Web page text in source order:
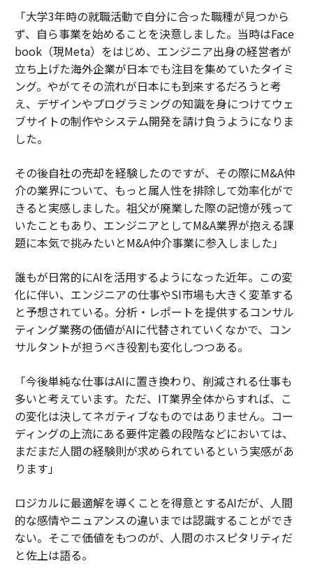
「大学3年時の就職活動で自分に合った職種が見つから
ず、自ら事業を始めることを決意しました。当時はFace
book（現Meta）をはじめ、エンジニア出身の経営者が
立ち上げた海外企業が日本でも注目を集めていたタイミ
ング。やがてその流れが日本にも到来するだろうと考
え、デザインやプログラミングの知識を身につけてウェ
ブサイトの制作やシステム開発を請け負うようになりま
した。
その後自社の売却を経験したのですが、その際にM&A仲
介の業界について、もっと属人性を排除して効率化がで
きると実感しました。祖父が廃業した際の記憶が残って
いたこともあり、エンジニアとしてM&A業界が抱える課
題に本気で挑みたいとM&A仲介事業に参入しました」
誰もが日常的にAIを活用するようになった近年。この変
化に伴い、エンジニアの仕事やSI市場も大きく変革する
と予想されている。分析・レポートを提供するコンサル
ティング業務の価値がAIに代替されていくなかで、コン
サルタントが担うべき役割も変化しつつある。
「今後単純な仕事はAIに置き換わり、削減される仕事も
多いと考えています。ただ、IT業界全体からすれば、こ
の変化は決してネガティブなものではありません。コー
ディングの上流にある要件定義の段階などにおいては、
まだまだ人間の経験則が求められているという実感があ
ります」
ロジカルに最適解を導くことを得意とするAIだが、人間
的な感情やニュアンスの違いまでは認識することができ
ない。そこで価値をもつのが、人間のホスピタリティだ
と佐上は語る。